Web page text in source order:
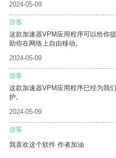
2024-05-09
游客
这款加速器VPM应用程序可以给你
助你在网络上自由移动。
2024-05-09
游客
这款加速器VPM应用程序已经为我
护。
2024-05-09
游客
我喜欢这个软件 作者加油